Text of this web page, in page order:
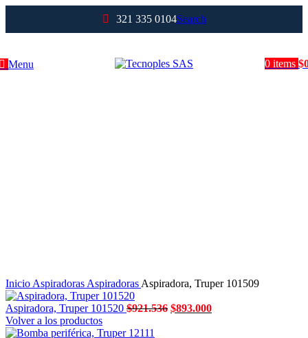
321 335 0104Search
Menu 0 items $
Inicio Aspiradoras Aspiradoras Aspiradora, Truper 101509
Aspiradora, Truper 101520 $921.536 El
$893.000El
Volver a los productos